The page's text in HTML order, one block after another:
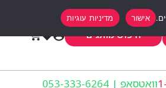
חיפוש מותגים
וואטסאפ | 053-333-6264
אישור מדיניות עוגיות